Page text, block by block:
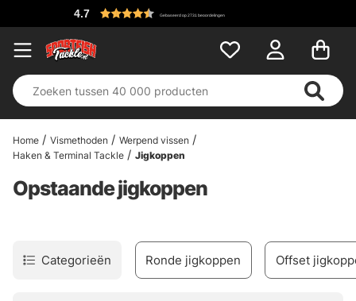
4.7 Gebaseerd op 2731 beoordelingen
Home Vismethoden
Werpend vissen
Haken & Terminal Tackle
Jigkoppen
Opstaande jigkoppen
Categorieën Ronde jigkoppen Offset